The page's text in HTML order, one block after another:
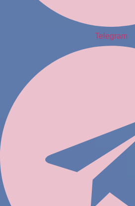
Telegram